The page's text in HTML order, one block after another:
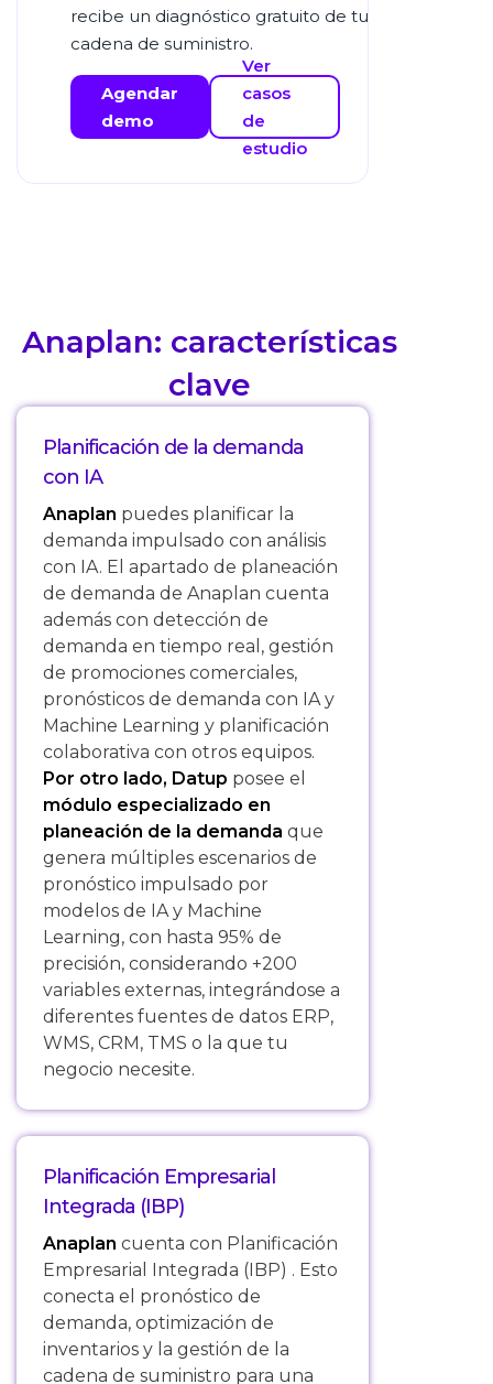
recibe un diagnóstico gratuito de tu
cadena de suministro.
Agendar
demo
Ver
casos
de
estudio
Anaplan: características
clave
Planificación de la demanda
con IA
Anaplan puedes planificar la
demanda impulsado con análisis
con IA. El apartado de planeación
de demanda de Anaplan cuenta
además con detección de
demanda en tiempo real, gestión
de promociones comerciales,
pronósticos de demanda con IA y
Machine Learning y planificación
colaborativa con otros equipos.
Por otro lado, Datup posee el
módulo especializado en
planeación de la demanda que
genera múltiples escenarios de
pronóstico impulsado por
modelos de IA y Machine
Learning, con hasta 95% de
precisión, considerando +200
variables externas, integrándose a
diferentes fuentes de datos ERP,
WMS, CRM, TMS o la que tu
negocio necesite.
Planificación Empresarial
Integrada (IBP)
Anaplan cuenta con Planificación
Empresarial Integrada (IBP) . Esto
conecta el pronóstico de
demanda, optimización de
inventarios y la gestión de la
cadena de suministro para una